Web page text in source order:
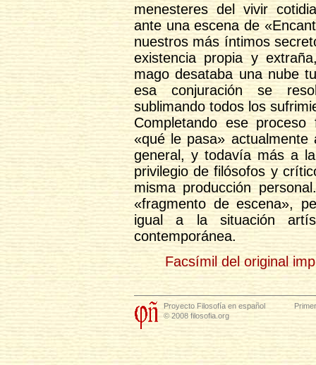
menesteres del vivir
ante una escena de
nuestros más íntimos
existencia propia y
mago desataba una nube
esa conjuración se
sublimando todos los
Completando ese
«qué le pasa»
general, y todavía más a
privilegio de filósofos y
misma producción
«fragmento de escena»,
igual a la situación
contemporánea.
Facsímil del original
Proyecto Filosofía en español
© 2008 filosofia.org